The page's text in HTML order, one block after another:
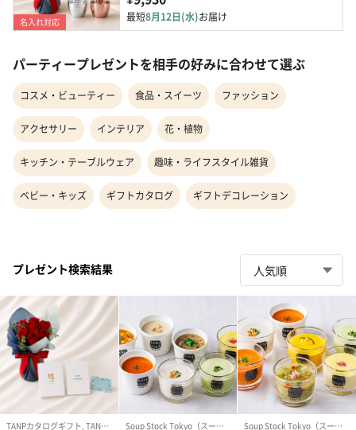
名入れ対応 最短8月12日(水)お届け
パーティープレゼントを相手の好みに合わせて選ぶ
コスメ・ビューティー 食品・スイーツ ファッション
アクセサリー インテリア 花・植物
キッチン・テーブルウェア 趣味・ライフスタイル雑貨
ベビー・キッズ ギフトカタログ ギフトデコレーション
プレゼント検索結果